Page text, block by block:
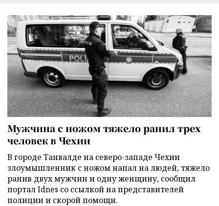
Мужчина с ножом тяжело ранил трех
человек в Чехии
В городе Танвалде на северо-западе Чехии
злоумышленник с ножом напал на людей, тяжело
ранив двух мужчин и одну женщину, сообщил
портал Idnes со ссылкой на представителей
полиции и скорой помощи.